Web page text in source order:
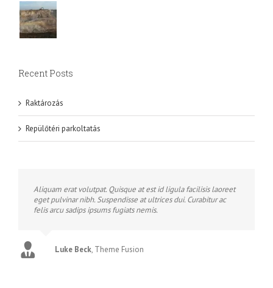
Recent Posts
Raktározás
Repülőtéri parkoltatás
Aliquam erat volutpat. Quisque at est id ligula facilisis laoreet
eget pulvinar nibh. Suspendisse at ultrices dui. Curabitur ac
felis arcu sadips ipsums fugiats nemis.
Luke Beck, Theme Fusion